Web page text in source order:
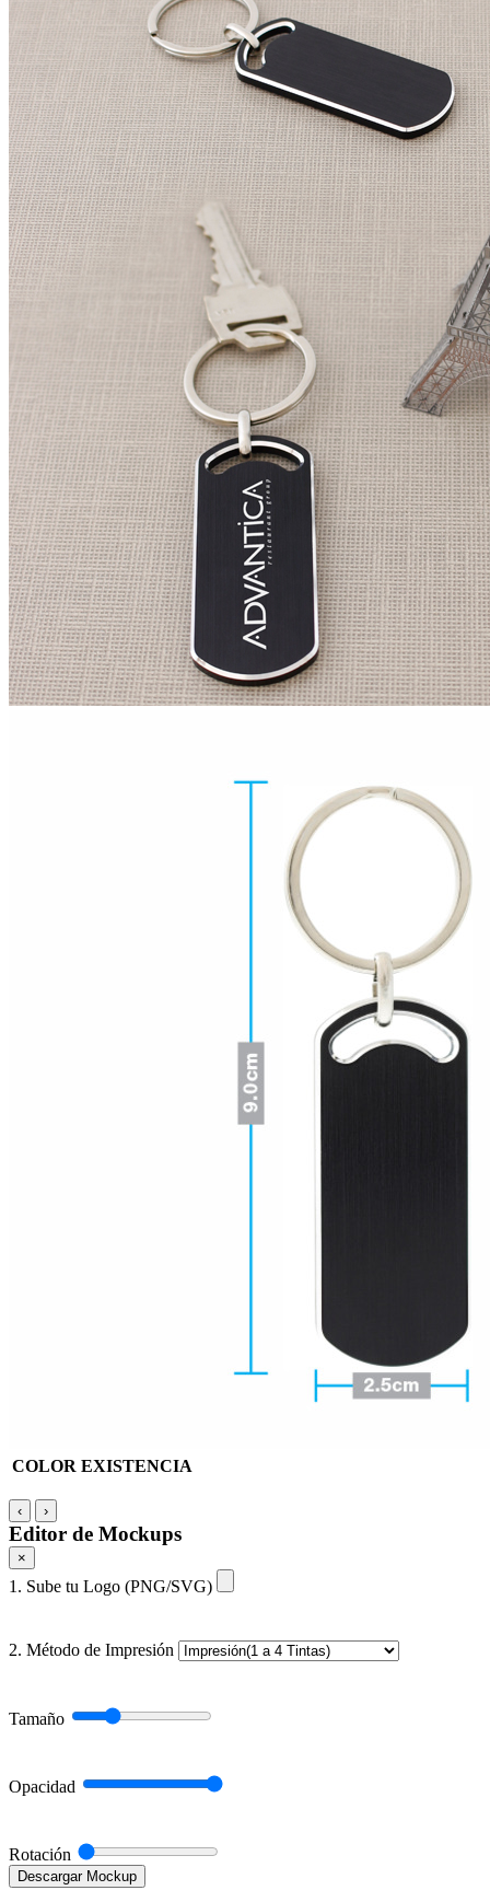
COLOR EXISTENCIA
‹ ›
Editor de Mockups
×
1. Sube tu Logo (PNG/SVG)
2. Método de Impresión
Tamaño
Opacidad
Rotación
Descargar Mockup